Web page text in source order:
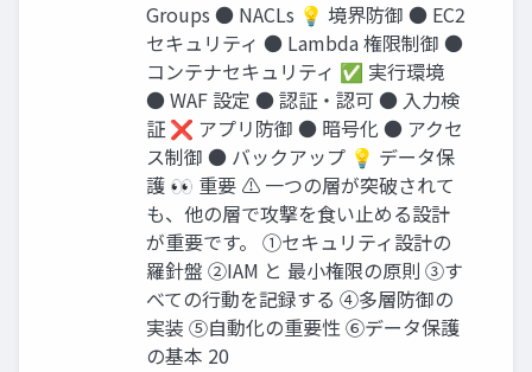
Groups ● NACLs 💡 境界防御 ● EC2
セキュリティ ● Lambda 権限制御 ●
コンテナセキュリティ ✅ 実行環境
● WAF 設定 ● 認証・認可 ● 入力検
証 ❌ アプリ防御 ● 暗号化 ● アクセ
ス制御 ● バックアップ 💡 データ保
護 👀 重要 ⚠️ 一つの層が突破されて
も、他の層で攻撃を食い止める設計
が重要です。 ①セキュリティ設計の
羅針盤 ②IAM と 最小権限の原則 ③す
べての行動を記録する ④多層防御の
実装 ⑤自動化の重要性 ⑥データ保護
の基本 20